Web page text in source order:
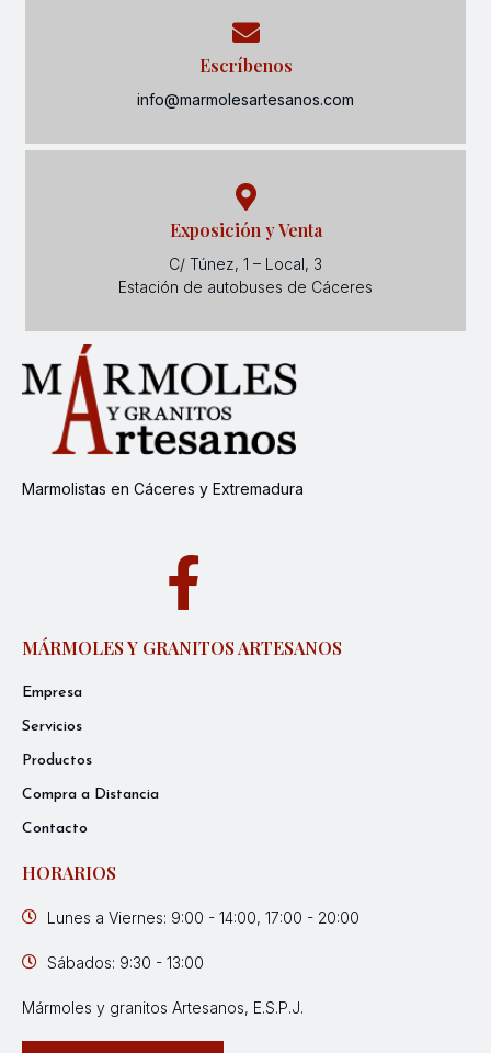
Escríbenos
info@marmolesartesanos.com
Exposición y Venta
C/ Túnez, 1 – Local, 3
Estación de autobuses de Cáceres
Marmolistas en Cáceres y Extremadura
MÁRMOLES Y GRANITOS ARTESANOS
Empresa
Servicios
Productos
Compra a Distancia
Contacto
HORARIOS
Lunes a Viernes: 9:00 - 14:00, 17:00 - 20:00
Sábados: 9:30 - 13:00
Mármoles y granitos Artesanos, E.S.P.J.